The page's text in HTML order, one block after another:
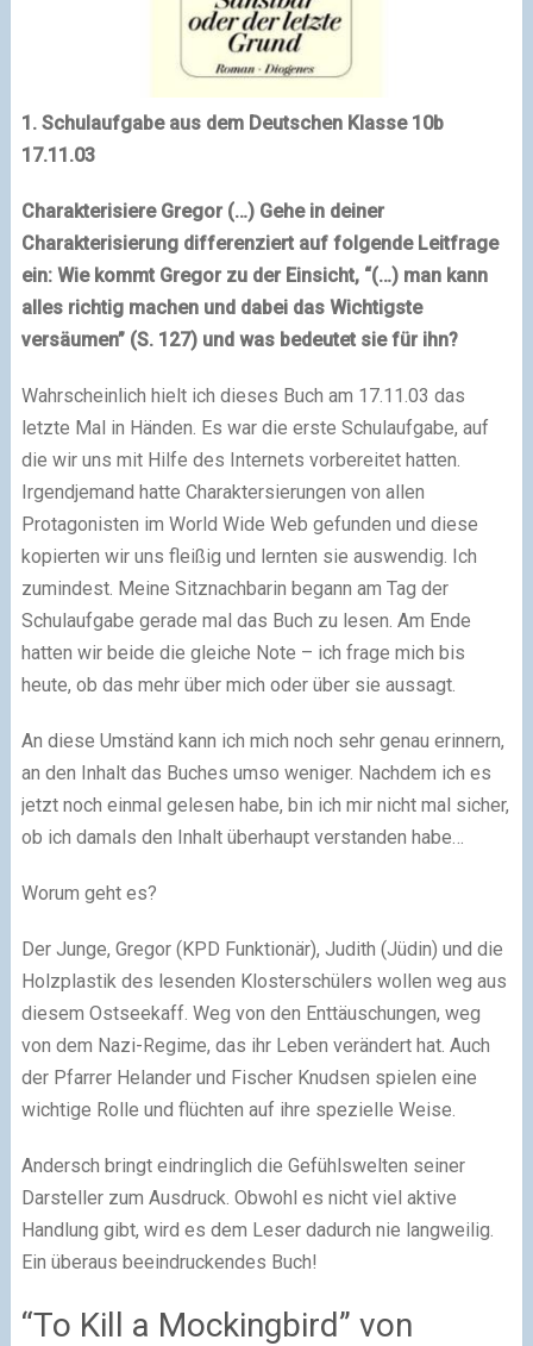
1. Schulaufgabe aus dem Deutschen Klasse 10b
17.11.03
Charakterisiere Gregor (…) Gehe in deiner
Charakterisierung differenziert auf folgende Leitfrage
ein: Wie kommt Gregor zu der Einsicht, “(…) man kann
alles richtig machen und dabei das Wichtigste
versäumen” (S. 127) und was bedeutet sie für ihn?
Wahrscheinlich hielt ich dieses Buch am 17.11.03 das
letzte Mal in Händen. Es war die erste Schulaufgabe, auf
die wir uns mit Hilfe des Internets vorbereitet hatten.
Irgendjemand hatte Charaktersierungen von allen
Protagonisten im World Wide Web gefunden und diese
kopierten wir uns fleißig und lernten sie auswendig. Ich
zumindest. Meine Sitznachbarin begann am Tag der
Schulaufgabe gerade mal das Buch zu lesen. Am Ende
hatten wir beide die gleiche Note – ich frage mich bis
heute, ob das mehr über mich oder über sie aussagt.
An diese Umständ kann ich mich noch sehr genau erinnern,
an den Inhalt das Buches umso weniger. Nachdem ich es
jetzt noch einmal gelesen habe, bin ich mir nicht mal sicher,
ob ich damals den Inhalt überhaupt verstanden habe…
Worum geht es?
Der Junge, Gregor (KPD Funktionär), Judith (Jüdin) und die
Holzplastik des lesenden Klosterschülers wollen weg aus
diesem Ostseekaff. Weg von den Enttäuschungen, weg
von dem Nazi-Regime, das ihr Leben verändert hat. Auch
der Pfarrer Helander und Fischer Knudsen spielen eine
wichtige Rolle und flüchten auf ihre spezielle Weise.
Andersch bringt eindringlich die Gefühlswelten seiner
Darsteller zum Ausdruck. Obwohl es nicht viel aktive
Handlung gibt, wird es dem Leser dadurch nie langweilig.
Ein überaus beeindruckendes Buch!
“To Kill a Mockingbird” von